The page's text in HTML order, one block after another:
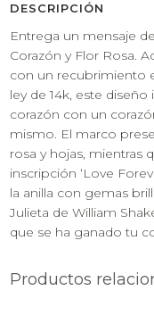
DESCRIPCIÓN
Entrega un mensaje
Corazón y Flor Rosa.
con un recubrimiento
ley de 14k, este
corazón con un
mismo. El marco
rosa y hojas, mientras
inscripción ‘Love
la anilla con gemas
Julieta de William
que se ha ganado tu
Productos